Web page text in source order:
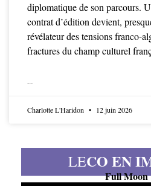
diplomatique de son parcours.
contrat d’édition devient,
révélateur des tensions franco-
fractures du champ culturel
Charlotte L'Haridon 12 juin 2026
LECO EN
Full Moon